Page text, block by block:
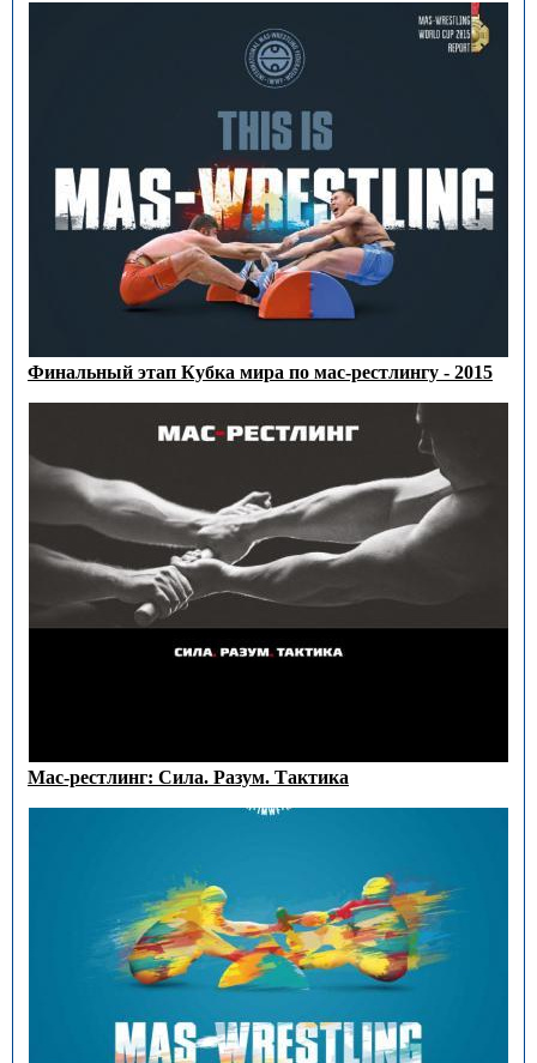
Финальный этап Кубка мира по мас-рестлингу - 2015
Мас-рестлинг: Сила. Разум. Тактика